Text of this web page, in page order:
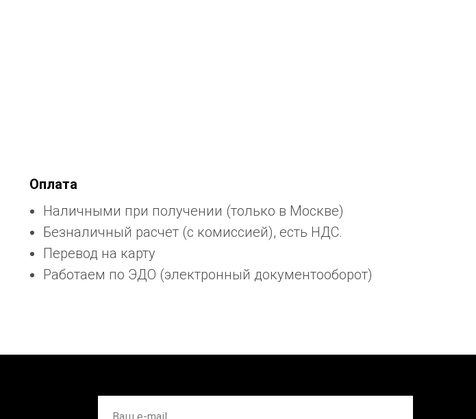
Оплата
Наличными при получении (только в Москве)
Безналичный расчет (с комиссией), есть НДС.
Перевод на карту
Работаем по ЭДО (электронный документооборот)